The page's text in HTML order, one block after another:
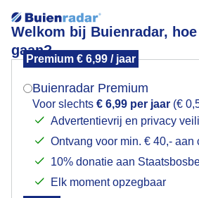
Welkom bij Buienradar,
gaan?
Premium € 6,99 / jaar
Buienradar Premium
Voor slechts € 6,99 per jaar (€
Advertentievrij en privacy
Ontvang voor min. € 40,- aan
10% donatie aan
Elk moment opzegbaar
Hoog water
Mogen we je locatie
Indien je hier nog geen akkoord
verschijnt er zo een pop-up uit